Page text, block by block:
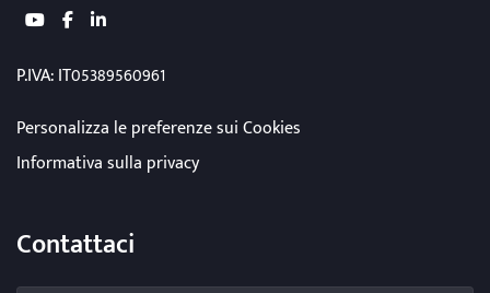
youtubefacebooklinkedin
P.IVA: IT05389560961
Personalizza le preferenze sui Cookies
Informativa sulla privacy
Contattaci